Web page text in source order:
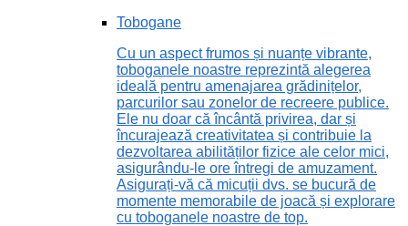
Tobogane
Cu un aspect frumos și nuanțe vibrante,
toboganele noastre reprezintă alegerea
ideală pentru amenajarea grădinițelor,
parcurilor sau zonelor de recreere publice.
Ele nu doar că încântă privirea, dar și
încurajează creativitatea și contribuie la
dezvoltarea abilităților fizice ale celor mici,
asigurându-le ore întregi de amuzament.
Asigurați-vă că micuții dvs. se bucură de
momente memorabile de joacă și explorare
cu toboganele noastre de top.